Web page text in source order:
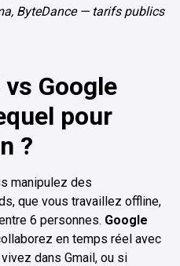
ByteDance — tarifs publics
Google
pour
?
manipulez des
que vous travaillez offline,
6 personnes. Google
en temps réel avec
dans Gmail, ou si